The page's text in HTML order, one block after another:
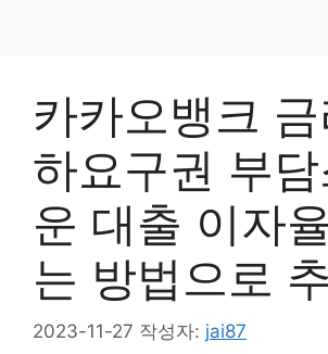
카카오뱅크 금
하요구권 부담
운 대출 이자
는 방법으로
2023-11-27 작성자: jai87